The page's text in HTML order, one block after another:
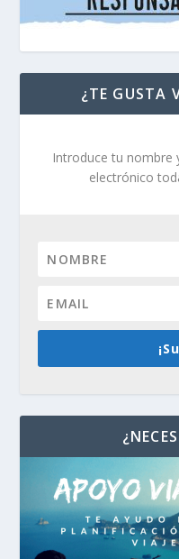
¿TE GUSTA
Introduce tu nombre
electrónico